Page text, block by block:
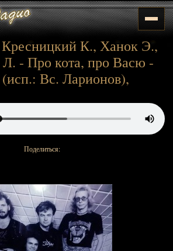
К., Ханок Э.,
- Про кота, про Васю -
(исп.: Вс. Ларионов),
Поделиться: